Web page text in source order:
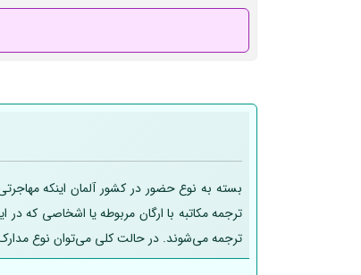
بسته به نوع حضور در کشور آلمان اینکه
ترجمه مکاتبه با ارگان مربوطه یا اشخاصی که
ترجمه می‌شوند. در حالت کلی می‌توان نوع